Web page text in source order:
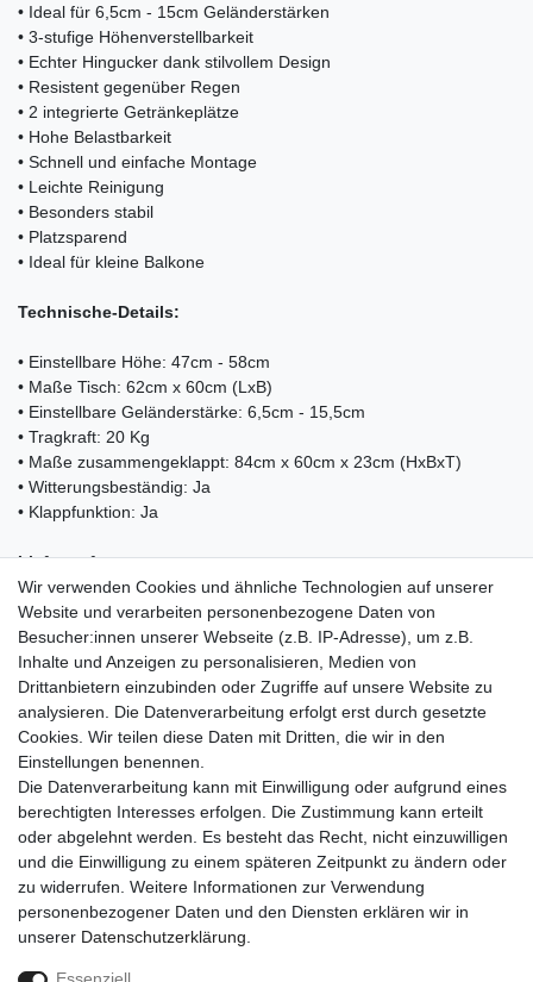
• Ideal für 6,5cm - 15cm Geländerstärken
• 3-stufige Höhenverstellbarkeit
• Echter Hingucker dank stilvollem Design
• Resistent gegenüber Regen
• 2 integrierte Getränkeplätze
• Hohe Belastbarkeit
• Schnell und einfache Montage
• Leichte Reinigung
• Besonders stabil
• Platzsparend
• Ideal für kleine Balkone
Technische-Details:
• Einstellbare Höhe: 47cm - 58cm
• Maße Tisch: 62cm x 60cm (LxB)
• Einstellbare Geländerstärke: 6,5cm - 15,5cm
• Tragkraft: 20 Kg
• Maße zusammengeklappt: 84cm x 60cm x 23cm (HxBxT)
• Witterungsbeständig: Ja
• Klappfunktion: Ja
Lieferumfang:
• 1x Balkonhängetisch Kesser
• 1x Betriebsanleitung
Einkaufen
Zahlungsarten
Versandarten & -kosten
Warenkorb
Mein Konto
Anmelden
Registrieren
Wir verwenden Cookies und ähnliche Technologien auf unserer
Website und verarbeiten personenbezogene Daten von
Besucher:innen unserer Webseite (z.B. IP-Adresse), um z.B.
Inhalte und Anzeigen zu personalisieren, Medien von
Drittanbietern einzubinden oder Zugriffe auf unsere Website zu
analysieren. Die Datenverarbeitung erfolgt erst durch gesetzte
Cookies. Wir teilen diese Daten mit Dritten, die wir in den
Einstellungen benennen.
Die Datenverarbeitung kann mit Einwilligung oder aufgrund eines
berechtigten Interesses erfolgen. Die Zustimmung kann erteilt
oder abgelehnt werden. Es besteht das Recht, nicht einzuwilligen
und die Einwilligung zu einem späteren Zeitpunkt zu ändern oder
zu widerrufen. Weitere Informationen zur Verwendung
personenbezogener Daten und den Diensten erklären wir in
unserer Daten­schutz­erklärung